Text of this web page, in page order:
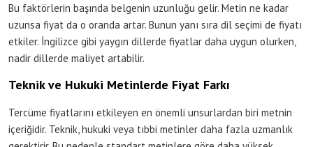
Bu faktörlerin başında belgenin uzunluğu gelir. Metin ne kadar
uzunsa fiyat da o oranda artar. Bunun yanı sıra dil seçimi de fiyatı
etkiler. İngilizce gibi yaygın dillerde fiyatlar daha uygun olurken,
nadir dillerde maliyet artabilir.
Teknik ve Hukuki Metinlerde Fiyat Farkı
Tercüme fiyatlarını etkileyen en önemli unsurlardan biri metnin
içeriğidir. Teknik, hukuki veya tıbbi metinler daha fazla uzmanlık